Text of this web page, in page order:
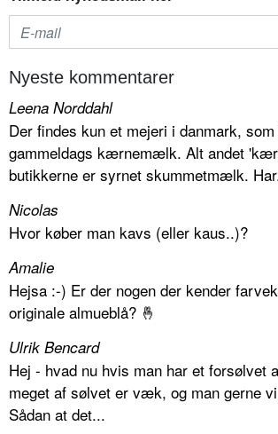
Nyeste kommentarer
Leena Norddahl
Der findes kun et mejeri i danmark,
gammeldags kærnemælk. Alt andet
butikkerne er syrnet skummetmælk.
Nicolas
Hvor køber man kavs (eller kaus..)?
Amalie
Hejsa :-) Er der nogen der kender
originale almueblå? 🤞
Ulrik Bencard
Hej - hvad nu hvis man har et forsølvet
meget af sølvet er væk, og man gerne
Sådan at det...